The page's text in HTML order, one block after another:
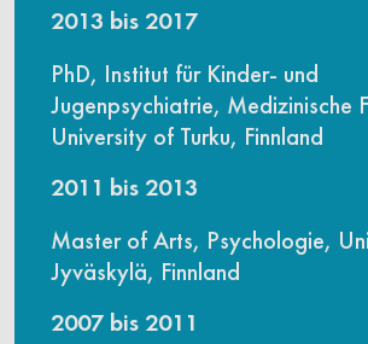
2013 bis 2017
PhD, Institut für Kinder- und
Jugenpsychiatrie, Medizinische
University of Turku, Finnland
2011 bis 2013
Master of Arts, Psychologie,
Jyväskylä, Finnland
2007 bis 2011